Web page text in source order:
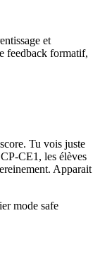
et
feedback formatif,
Tu vois juste
CE1, les élèves
Apparait
mode safe